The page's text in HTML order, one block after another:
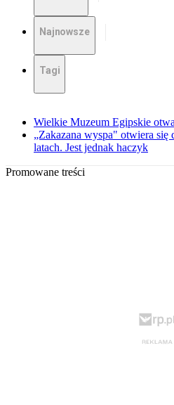
Najnowsze
Tagi
Wielkie Muzeum Egipskie
„Zakazana wyspa" otwiera się
latach. Jest jednak haczyk
Promowane treści